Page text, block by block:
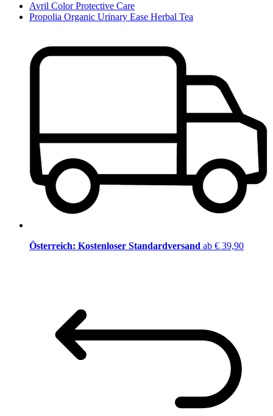
Avril Color Protective Care
Propolia Organic Urinary Ease Herbal Tea
Österreich: Kostenloser Standardversand ab € 39,90